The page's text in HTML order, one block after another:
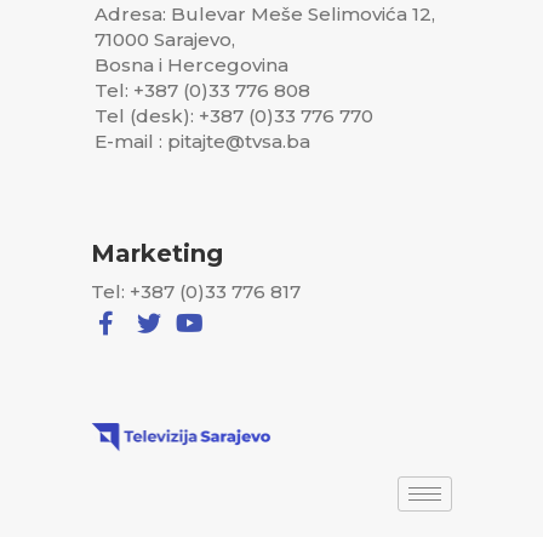
Adresa: Bulevar Meše Selimovića 12,
71000 Sarajevo,
Bosna i Hercegovina
Tel: +387 (0)33 776 808
Tel (desk): +387 (0)33 776 770
E-mail : pitajte@tvsa.ba
Marketing
Tel: +387 (0)33 776 817